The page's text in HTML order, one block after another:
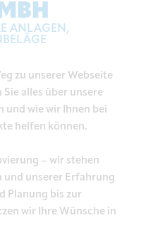
ANLAGEN,
zu unserer Webseite
alles über unsere
und wie wir Ihnen bei
helfen können.
– wir stehen
und unserer Erfahrung
Planung bis zur
wir Ihre Wünsche in